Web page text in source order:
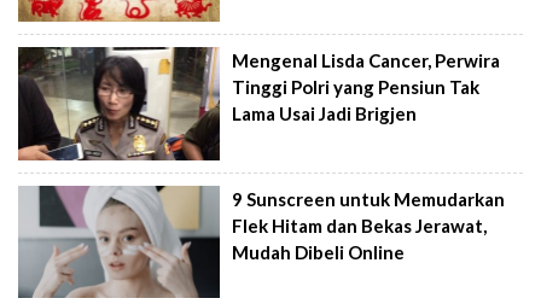
Mengenal Lisda Cancer, Perwira
Tinggi Polri yang Pensiun Tak
Lama Usai Jadi Brigjen
9 Sunscreen untuk Memudarkan
Flek Hitam dan Bekas Jerawat,
Mudah Dibeli Online